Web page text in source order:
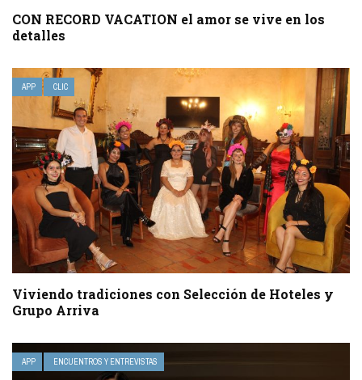
CON RECORD VACATION el amor se vive en los
detalles
APP CLIC
Viviendo tradiciones con Selección de Hoteles y
Grupo Arriva
APP ENCUENTROS Y ENTREVISTAS